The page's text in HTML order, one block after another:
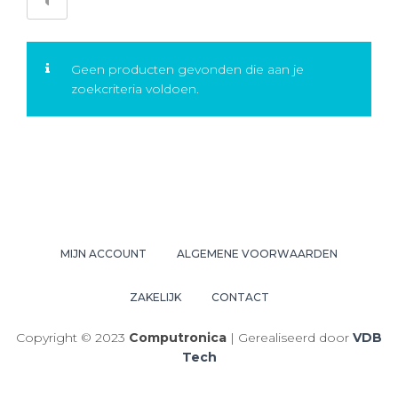
Geen producten gevonden die aan je
zoekcriteria voldoen.
MIJN ACCOUNT ALGEMENE VOORWAARDEN
ZAKELIJK CONTACT
Copyright © 2023 Computronica | Gerealiseerd door VDB
Tech